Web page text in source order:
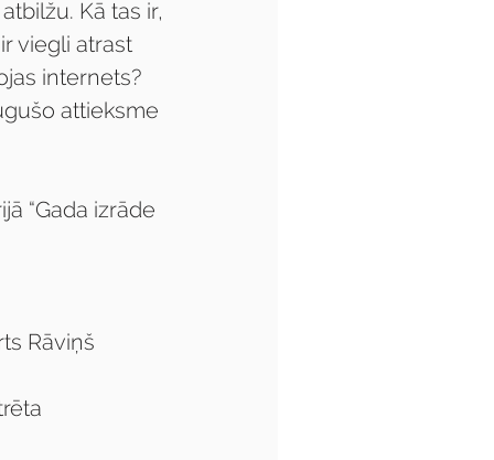
Kā tas ir,
viegli atrast
internets?
attieksme
“Gada izrāde
Rāviņš